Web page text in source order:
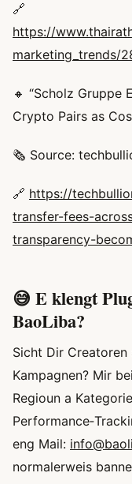
🔗
https://
marketing_trends/
🔸 “Scholz Gruppe
Crypto Pairs as
🗞️ Source:
🔗 https://
transfer-fees-
transparency-
😅 E klengt
BaoLiba?
Sicht Dir
Kampagnen? Mir bei
Regioun a
eng Mail:
normalerweis